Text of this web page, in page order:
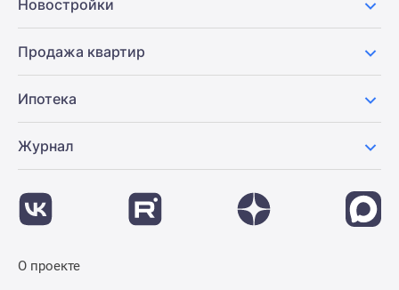
Новостройки
Продажа квартир
Ипотека
Журнал
О проекте